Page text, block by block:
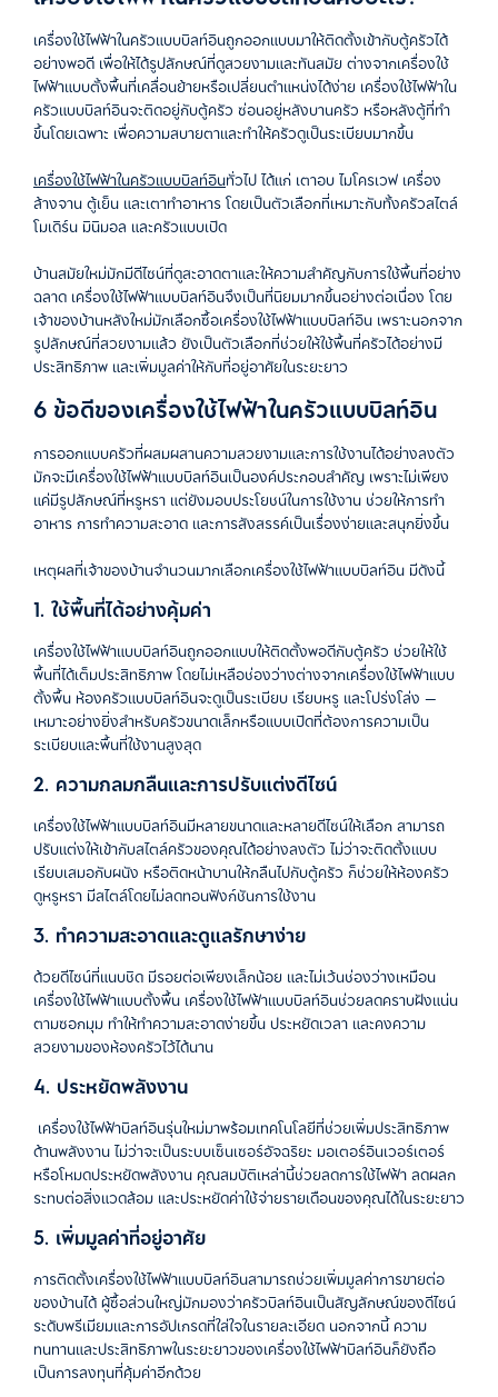
เครื่องใช้ไฟฟ้าในครัวแบบบิลท์อินถูกออกแบบมาให้ติดตั้งเข้ากับตู้ครัวได้
อย่างพอดี เพื่อให้ได้รูปลักษณ์ที่ดูสวยงามและทันสมัย ต่างจากเครื่องใช้
ไฟฟ้าแบบตั้งพื้นที่เคลื่อนย้ายหรือเปลี่ยนตำแหน่งได้ง่าย เครื่องใช้ไฟฟ้าใน
ครัวแบบบิลท์อินจะติดอยู่กับตู้ครัว ซ่อนอยู่หลังบานครัว หรือหลังตู้ที่ทำ
ขึ้นโดยเฉพาะ เพื่อความสบายตาและทำให้ครัวดูเป็นระเบียบมากขึ้น
เครื่องใช้ไฟฟ้าในครัวแบบบิลท์อินทั่วไปได้แก่ เตาอบไมโครเวฟ เครื่อง
ล้างจานตู้เย็น และเตาทำอาหารโดยเป็นตัวเลือกที่เหมาะกับทั้งครัวสไตล์
โมเดิร์น มินิมอล และครัวแบบเปิด
บ้านสมัยใหม่มักมีดีไซน์ที่ดูสะอาดตาและให้ความสำคัญกับการใช้พื้นที่อย่าง
ฉลาด เครื่องใช้ไฟฟ้าแบบบิลท์อินจึงเป็นที่นิยมมากขึ้นอย่างต่อเนื่อง โดย
เจ้าของบ้านหลังใหม่มักเลือกซื้อเครื่องใช้ไฟฟ้าแบบบิลท์อิน เพราะนอกจาก
รูปลักษณ์ที่สวยงามแล้ว ยังเป็นตัวเลือกที่ช่วยให้ใช้พื้นที่ครัวได้อย่างมี
ประสิทธิภาพ และเพิ่มมูลค่าให้กับที่อยู่อาศัยในระยะยาว
6 ข้อดีของเครื่องใช้ไฟฟ้าในครัวแบบบิลท์อิน
การออกแบบครัวที่ผสมผสานความสวยงามและการใช้งานได้อย่างลงตัว
มักจะมีเครื่องใช้ไฟฟ้าแบบบิลท์อินเป็นองค์ประกอบสำคัญ เพราะไม่เพียง
แค่มีรูปลักษณ์ที่หรูหรา แต่ยังมอบประโยชน์ในการใช้งาน ช่วยให้การทำ
อาหารการทำความสะอาด และการสังสรรค์เป็นเรื่องง่ายและสนุกยิ่งขึ้น
เหตุผลที่เจ้าของบ้านจำนวนมากเลือกเครื่องใช้ไฟฟ้าแบบบิลท์อิน มีดังนี้
1. ใช้พื้นที่ได้อย่างคุ้มค่า
เครื่องใช้ไฟฟ้าแบบบิลท์อินถูกออกแบบให้ติดตั้งพอดีกับตู้ครัว ช่วยให้ใช้
พื้นที่ได้เต็มประสิทธิภาพโดยไม่เหลือช่องว่างต่างจากเครื่องใช้ไฟฟ้าแบบ
ตั้งพื้น ห้องครัวแบบบิลท์อินจะดูเป็นระเบียบ เรียบหรู และโปร่งโล่ง —
เหมาะอย่างยิ่งสำหรับครัวขนาดเล็กหรือแบบเปิดที่ต้องการความเป็น
ระเบียบและพื้นที่ใช้งานสูงสุด
2. ความกลมกลืนและการปรับแต่งดีไซน์
เครื่องใช้ไฟฟ้าแบบบิลท์อินมีหลายขนาดและหลายดีไซน์ให้เลือกสามารถ
ปรับแต่งให้เข้ากับสไตล์ครัวของคุณได้อย่างลงตัว ไม่ว่าจะติดตั้งแบบ
เรียบเสมอกับผนัง หรือติดหน้าบานให้กลืนไปกับตู้ครัว ก็ช่วยให้ห้องครัว
ดูหรูหรา มีสไตล์โดยไม่ลดทอนฟังก์ชันการใช้งาน
3. ทำความสะอาดและดูแลรักษาง่าย
ด้วยดีไซน์ที่แนบชิด มีรอยต่อเพียงเล็กน้อย และไม่เว้นช่องว่างเหมือน
เครื่องใช้ไฟฟ้าแบบตั้งพื้น เครื่องใช้ไฟฟ้าแบบบิลท์อินช่วยลดคราบฝังแน่น
ตามซอกมุม ทำให้ทำความสะอาดง่ายขึ้น ประหยัดเวลา และคงความ
สวยงามของห้องครัวไว้ได้นาน
4. ประหยัดพลังงาน
เครื่องใช้ไฟฟ้าบิลท์อินรุ่นใหม่มาพร้อมเทคโนโลยีที่ช่วยเพิ่มประสิทธิภาพ
ด้านพลังงาน ไม่ว่าจะเป็นระบบเซ็นเซอร์อัจฉริยะ มอเตอร์อินเวอร์เตอร์
หรือโหมดประหยัดพลังงาน คุณสมบัติเหล่านี้ช่วยลดการใช้ไฟฟ้าลดผลก
ระทบต่อสิ่งแวดล้อม และประหยัดค่าใช้จ่ายรายเดือนของคุณได้ในระยะยาว
5. เพิ่มมูลค่าที่อยู่อาศัย
การติดตั้งเครื่องใช้ไฟฟ้าแบบบิลท์อินสามารถช่วยเพิ่มมูลค่าการขายต่อ
ของบ้านได้ ผู้ซื้อส่วนใหญ่มักมองว่าครัวบิลท์อินเป็นสัญลักษณ์ของดีไซน์
ระดับพรีเมียมและการอัปเกรดที่ใส่ใจในรายละเอียด นอกจากนี้ ความ
ทนทานและประสิทธิภาพในระยะยาวของเครื่องใช้ไฟฟ้าบิลท์อินก็ยังถือ
เป็นการลงทุนที่คุ้มค่าอีกด้วย